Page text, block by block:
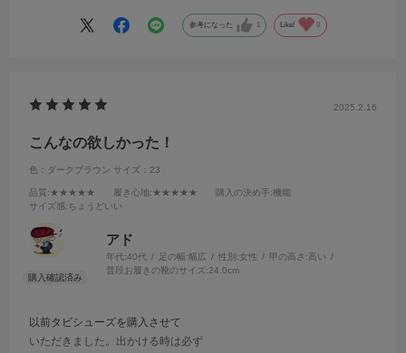
参考になった 1 Like! 0
2025.2.16
こんなの欲しかった！
色：ダークブラウン サイズ：23
品質:★★★★★ 履き心地:★★★★★ 購入の決め手 :機能
サイズ感:ちょうどいい
アド
年代:40代 足の幅:幅広 性別:女性 甲の高さ:高い
普段お履きの靴のサイズ:24.0cm
以前タビシューズを購入させて
いただきました。出かける時は必ず